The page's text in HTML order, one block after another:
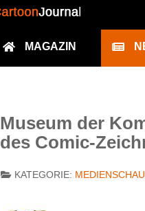
MAGAZIN
Museum der
des Comic-
KATEGORIE: MEDIENSCHAU